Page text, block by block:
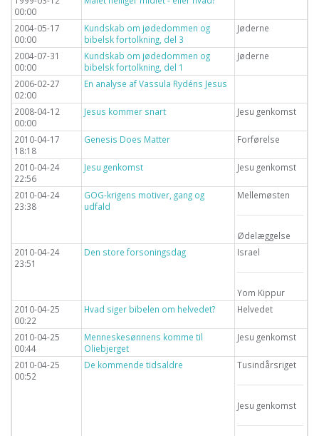
00:00
2004-05-17
00:00
Kundskab om jødedommen og
bibelsk fortolkning, del 3
Jøderne
2004-07-31
00:00
Kundskab om jødedommen og
bibelsk fortolkning, del 1
Jøderne
2006-02-27
02:00
En analyse af Vassula Rydéns Jesus
2008-04-12
00:00
Jesus kommer snart Jesu genkomst
2010-04-17
18:18
Genesis Does Matter Forførelse
2010-04-24
22:56
Jesu genkomst Jesu genkomst
2010-04-24
23:38
GOG-krigens motiver, gang og
udfald
Mellemøsten
Ødelæggelse
2010-04-24
23:51
Den store forsoningsdag Israel
Yom Kippur
2010-04-25
00:22
Hvad siger bibelen om helvedet? Helvedet
2010-04-25
00:44
Menneskesønnens komme til
Oliebjerget
Jesu genkomst
2010-04-25
00:52
De kommende tidsaldre Tusindårsriget
Jesu genkomst